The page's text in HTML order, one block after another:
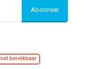
Abonneer
bereikbaar